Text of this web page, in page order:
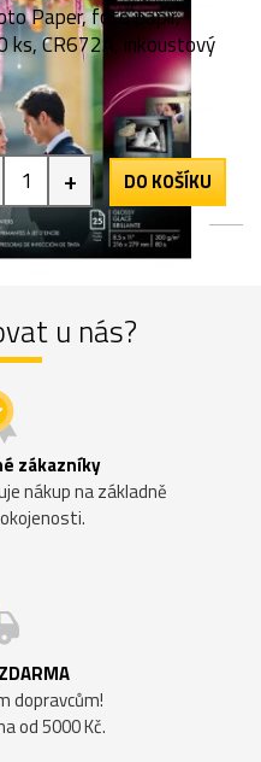
Paper, foto papír,
ks, CR672A, inkoustový
+ DO KOŠÍKU
u nás?
zákazníky
nákup na základně
dopravcům!
od 5000 Kč.